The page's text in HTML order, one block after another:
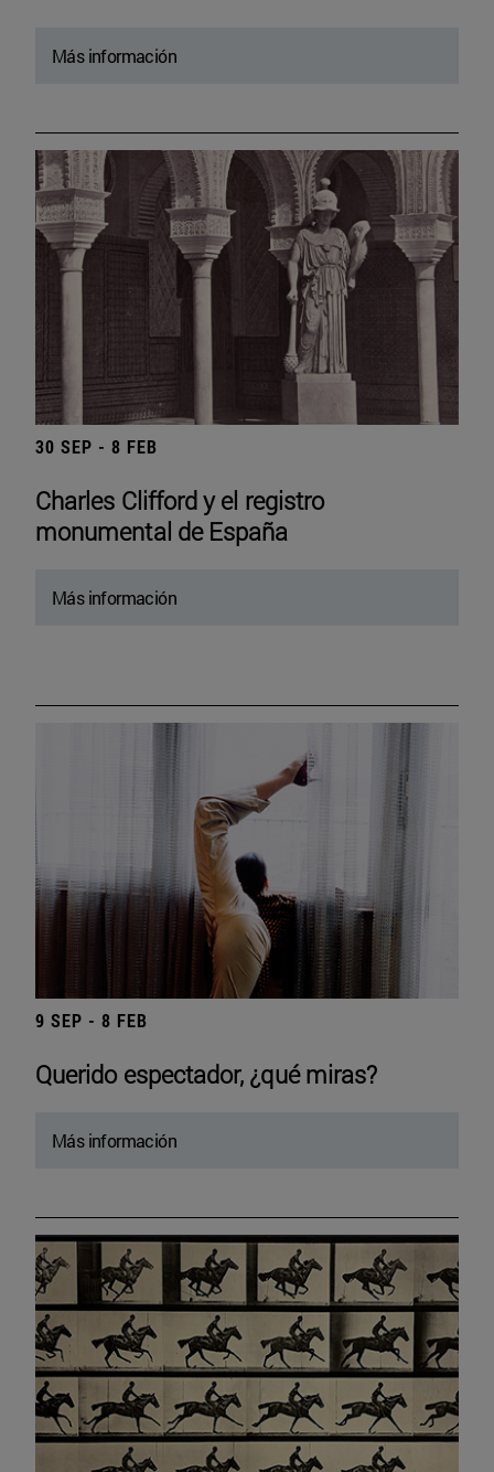
Más información
30 SEP - 8 FEB
Charles Clifford y el registro
monumental de España
Más información
9 SEP - 8 FEB
Querido espectador, ¿qué miras?
Más información